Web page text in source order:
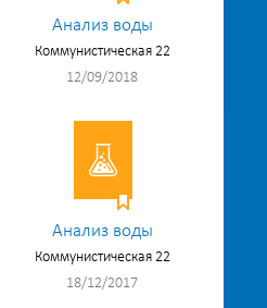
Анализ воды
Коммунистическая 22
12/09/2018
Анализ воды
Коммунистическая 22
18/12/2017